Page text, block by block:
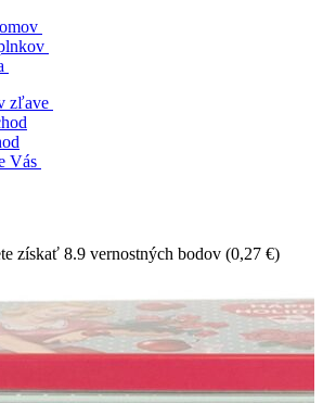
zľave
Vás
získať 8.9 vernostných bodov (0,27 €)